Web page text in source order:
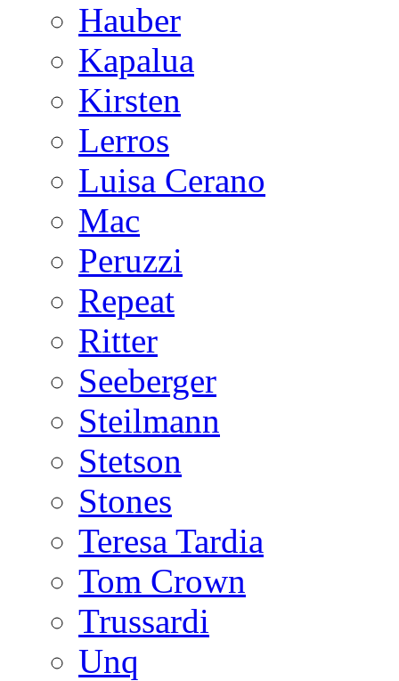
Hauber
Kapalua
Kirsten
Lerros
Luisa Cerano
Mac
Peruzzi
Repeat
Ritter
Seeberger
Steilmann
Stetson
Stones
Teresa Tardia
Tom Crown
Trussardi
Unq